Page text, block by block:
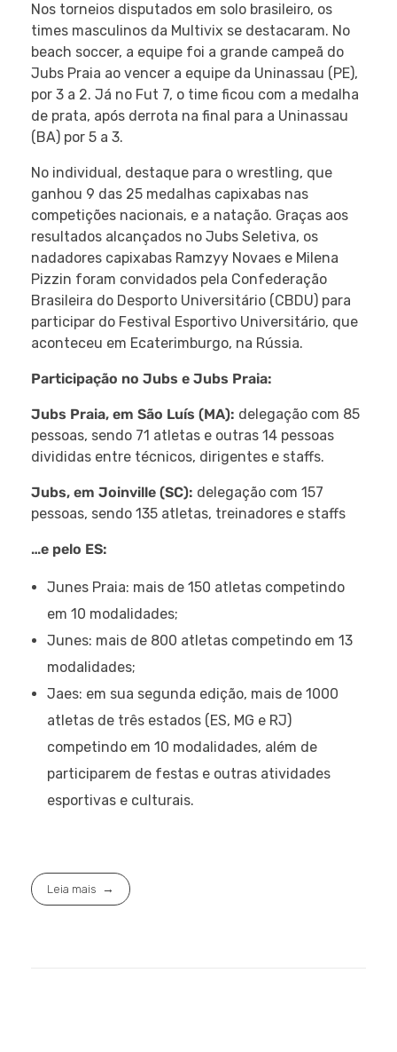
Nos torneios disputados em solo brasileiro, os
times masculinos da Multivix se destacaram. No
beach soccer, a equipe foi a grande campeã do
Jubs Praia ao vencer a equipe da Uninassau (PE),
por 3 a 2. Já no Fut 7, o time ficou com a medalha
de prata, após derrota na final para a Uninassau
(BA) por 5 a 3.
No individual, destaque para o wrestling, que
ganhou 9 das 25 medalhas capixabas nas
competições nacionais, e a natação. Graças aos
resultados alcançados no Jubs Seletiva, os
nadadores capixabas Ramzyy Novaes e Milena
Pizzin foram convidados pela Confederação
Brasileira do Desporto Universitário (CBDU) para
participar do Festival Esportivo Universitário, que
aconteceu em Ecaterimburgo, na Rússia.
Participação no Jubs e Jubs Praia:
Jubs Praia, em São Luís (MA): delegação com 85
pessoas, sendo 71 atletas e outras 14 pessoas
divididas entre técnicos, dirigentes e staffs.
Jubs, em Joinville (SC): delegação com 157
pessoas, sendo 135 atletas, treinadores e staffs
…e pelo ES:
Junes Praia: mais de 150 atletas competindo
em 10 modalidades;
Junes: mais de 800 atletas competindo em 13
modalidades;
Jaes: em sua segunda edição, mais de 1000
atletas de três estados (ES, MG e RJ)
competindo em 10 modalidades, além de
participarem de festas e outras atividades
esportivas e culturais.
Leia mais